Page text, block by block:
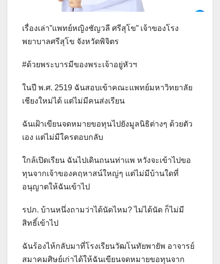
เรื่องเล่า”แพทย์หญิงชัญวลี ศรีสุโข” เจ้าของโรง
พยาบาลศรีสุโข จังหวัดพิจิตร
#ด้วยพระบารมีของพระเจ้าอยู่หัวฯ
ในปี พ.ศ. 2519 ฉันสอบเข้าคณะแพทย์มหาวิทยาลัย
เชียงใหม่ได้ แต่ไม่มีคนส่งเรียน
ฉันเฝ้าเขียนจดหมายขอทุนไปยังมูลนิธิต่างๆ ด้วยตัว
เอง แต่ไม่มีใครตอบกลับ
ใกล้เปิดเรียน ฉันไปเดินถนนท่าแพ หวังจะเข้าไปขอ
ทุนจากเจ้าของคฤหาสน์ใหญ่ๆ แต่ไม่มีบ้านใดที่
อนุญาตให้ฉันเข้าไป
รปภ. บ้านหนึ่งถามว่าได้นัดไหม? ไม่ได้นัด ก็ไม่มี
สิทธิ์เข้าไป
ฉันร้องไห้กลับมาที่โรงเรียนวัฒโนทัยพายัพ อาจารย์
สมาคมศิษย์เก่าได้ให้ฉันเขียนจดหมายขอทุนจาก